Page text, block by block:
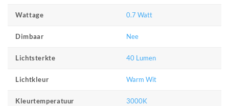
Wattage 0.7 Watt
Dimbaar Nee
Lichtsterkte 40 Lumen
Lichtkleur Warm Wit
Kleurtemperatuur 3000K